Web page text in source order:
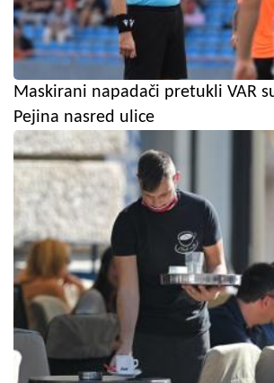
Maskirani napadači pretukli VAR
Pejina nasred ulice